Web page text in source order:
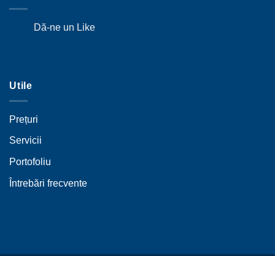
Dă-ne un Like
Utile
Prețuri
Servicii
Portofoliu
Întrebări frecvente